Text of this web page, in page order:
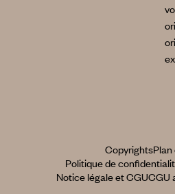
CopyrightsPlan
Politique de
Notice légale et CGUCGU